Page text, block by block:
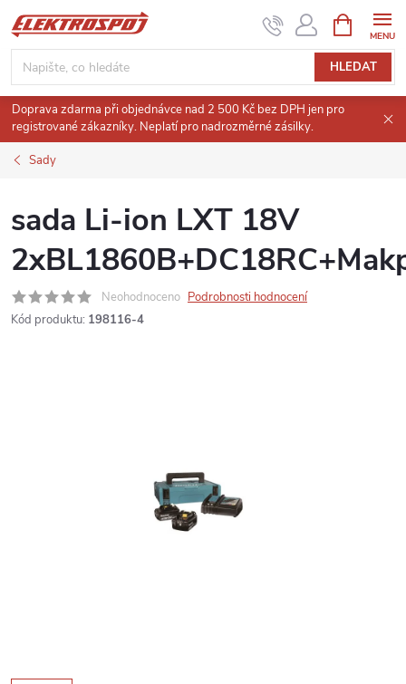
Přejít
na
obsah
HLEDAT
NÁKUPNÍ
KOŠÍK
Doprava zdarma při objednávce nad 2 500 Kč bez DPH jen pro
registrované zákazníky. Neplatí pro nadrozměrné zásilky.
Sady
sada Li-ion LXT 18V
Neohodnoceno Podrobnosti hodnocení
Kód produktu: 198116-4